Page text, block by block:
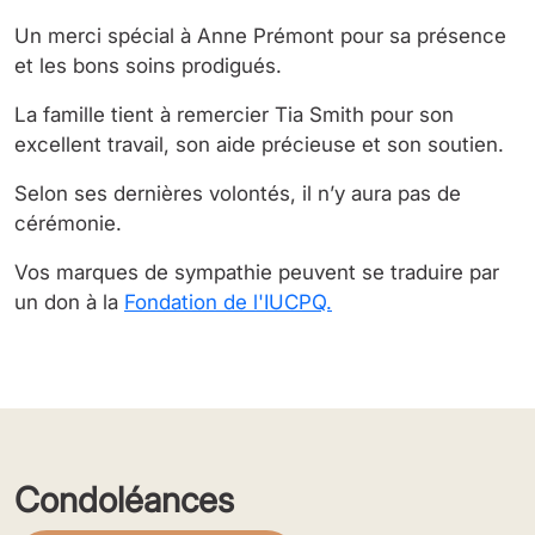
Un merci spécial à Anne Prémont pour sa présence
et les bons soins prodigués.
La famille tient à remercier Tia Smith pour son
excellent travail, son aide précieuse et son soutien.
Selon ses dernières volontés, il n’y aura pas de
cérémonie.
Vos marques de sympathie peuvent se traduire par
un don à la Fondation de l'IUCPQ.
Condoléances